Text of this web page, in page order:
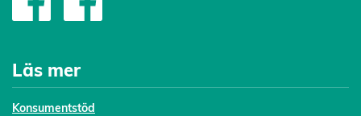
Läs mer
Konsumentstöd